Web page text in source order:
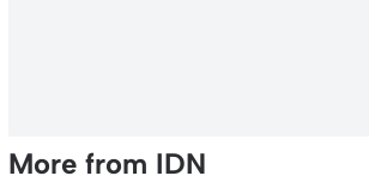
More from IDN